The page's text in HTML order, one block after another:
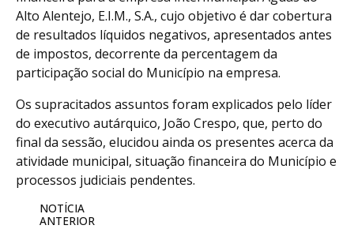
Alto Alentejo, E.I.M., S.A., cujo objetivo é dar cobertura
de resultados líquidos negativos, apresentados antes
de impostos, decorrente da percentagem da
participação social do Município na empresa.
Os supracitados assuntos foram explicados pelo líder
do executivo autárquico, João Crespo, que, perto do
final da sessão, elucidou ainda os presentes acerca da
atividade municipal, situação financeira do Município e
processos judiciais pendentes.
NOTÍCIA
ANTERIOR